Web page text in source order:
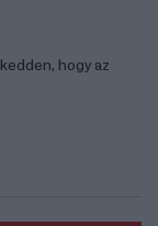
hogy az